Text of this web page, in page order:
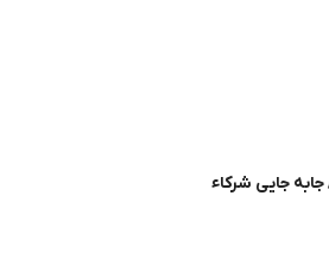
جایی شرکاء